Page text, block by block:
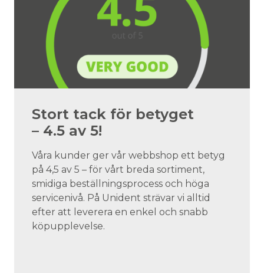
Stort tack för betyget
– 4.5 av 5!
Våra kunder ger vår webbshop ett betyg
på 4,5 av 5 – för vårt breda sortiment,
smidiga beställningsprocess och höga
servicenivå. På Unident strävar vi alltid
efter att leverera en enkel och snabb
köpupplevelse.